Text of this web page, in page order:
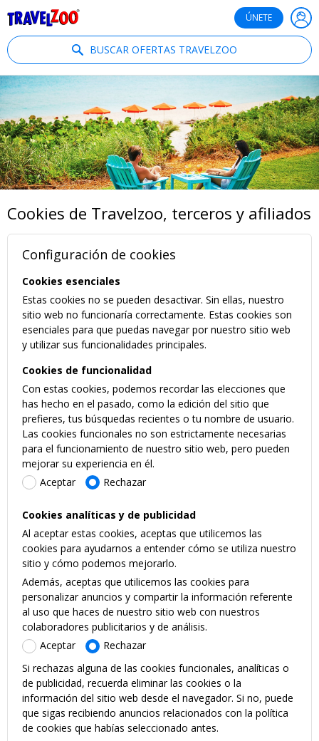
ÚNETE
BUSCAR OFERTAS TRAVELZOO
Cookies de Travelzoo, terceros y afiliados
Configuración de cookies
Cookies esenciales
Estas cookies no se pueden desactivar. Sin ellas, nuestro
sitio web no funcionaría correctamente. Estas cookies son
esenciales para que puedas navegar por nuestro sitio web
y utilizar sus funcionalidades principales.
Cookies de funcionalidad
Con estas cookies, podemos recordar las elecciones que
has hecho en el pasado, como la edición del sitio que
prefieres, tus búsquedas recientes o tu nombre de usuario.
Las cookies funcionales no son estrictamente necesarias
para el funcionamiento de nuestro sitio web, pero pueden
mejorar su experiencia en él.
Aceptar
Rechazar
Cookies analíticas y de publicidad
Al aceptar estas cookies, aceptas que utilicemos las
cookies para ayudarnos a entender cómo se utiliza nuestro
sitio y cómo podemos mejorarlo.
Además, aceptas que utilicemos las cookies para
personalizar anuncios y compartir la información referente
al uso que haces de nuestro sitio web con nuestros
colaboradores publicitarios y de análisis.
Aceptar
Rechazar
Si rechazas alguna de las cookies funcionales, analíticas o
de publicidad, recuerda eliminar las cookies o la
información del sitio web desde el navegador. Si no, puede
que sigas recibiendo anuncios relacionados con la política
de cookies que habías seleccionado antes.